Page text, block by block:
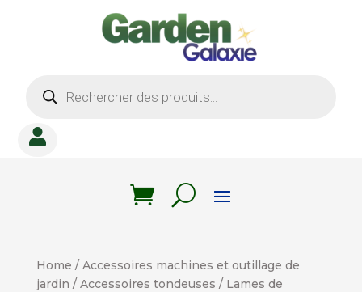
produits

Home / Accessoires machines et outillage de
jardin / Accessoires tondeuses / Lames de